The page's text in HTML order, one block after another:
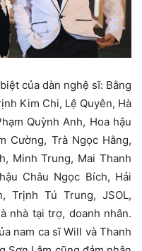
của dàn nghệ sĩ: Bằng
Kim Chi, Lệ Quyên, Hà
Quỳnh Anh, Hoa hậu
Cường, Trà Ngọc Hằng,
Minh Trung, Mai Thanh
Châu Ngọc Bích, Hải
Trịnh Tú Trung, JSOL,
nhà tại trợ, doanh nhân.
nam ca sĩ Will và Thanh